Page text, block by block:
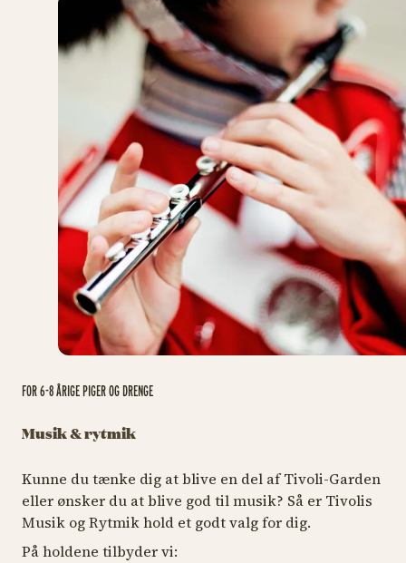
Musik & rytmik
FOR 6-8 ÅRIGE PIGER OG DRENGE
Kunne du tænke dig at blive en del af Tivoli-Garden
eller ønsker du at blive god til musik? Så er Tivolis
Musik og Rytmik hold et godt valg for dig.
På holdene tilbyder vi: